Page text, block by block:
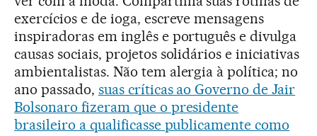
exercícios e de ioga, escreve mensagens
inspiradoras em inglês e português e divulga
causas sociais, projetos solidários e iniciativas
ambientalistas. Não tem alergia à política; no
ano passado, suas críticas ao Governo de Jair
Bolsonaro fizeram que o presidente
brasileiro a qualificasse publicamente como